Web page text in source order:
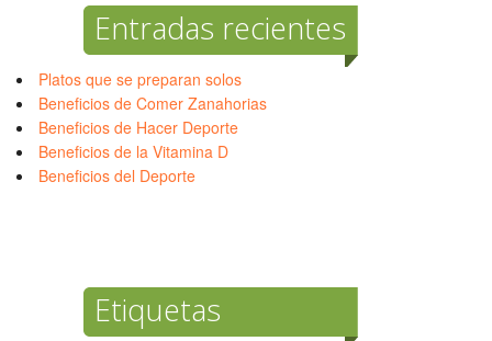
Entradas recientes
Platos que se preparan solos
Beneficios de Comer Zanahorias
Beneficios de Hacer Deporte
Beneficios de la Vitamina D
Beneficios del Deporte
Etiquetas